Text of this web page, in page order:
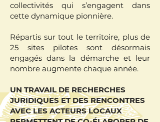
collectivités qui s’engagent dans
cette dynamique pionnière.
Répartis sur tout le territoire, plus de
25 sites pilotes sont désormais
engagés dans la démarche et leur
nombre augmente chaque année.
UN TRAVAIL DE RECHERCHES
JURIDIQUES ET DES RENCONTRES
AVEC LES ACTEURS LOCAUX